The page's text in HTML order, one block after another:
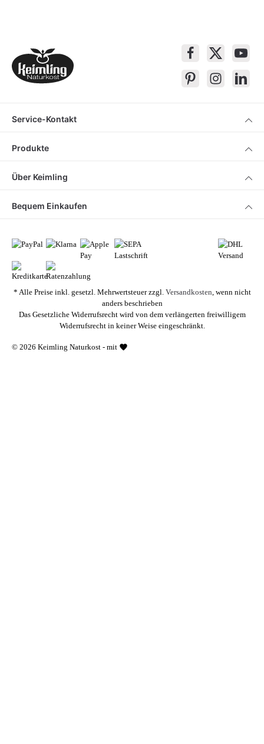
Service-Kontakt
Produkte
Über Keimling
Bequem Einkaufen
* Alle Preise inkl. gesetzl. Mehrwertsteuer zzgl. Versandkosten , wenn nicht
anders beschrieben
Das Gesetzliche Widerrufsrecht wird von dem verlängerten freiwilligem
Widerrufsrecht in keiner Weise eingeschränkt.
© 2026 Keimling Naturkost - mit